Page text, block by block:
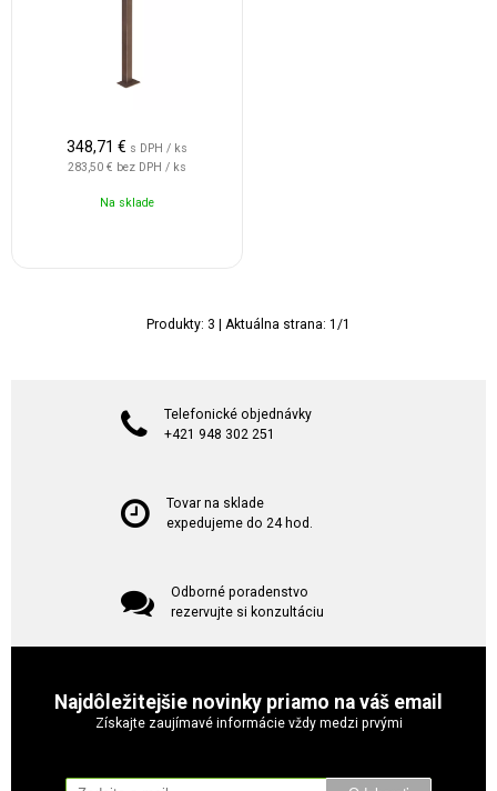
348,71 € s DPH / ks
283,50 € bez DPH / ks
Na sklade
Produkty: 3 | Aktuálna strana: 1 /1
Telefonické objednávky
+421 948 302 251
Tovar na sklade
expedujeme do 24 hod.
Odborné poradenstvo
rezervujte si konzultáciu
Najdôležitejšie novinky priamo na váš email
Získajte zaujímavé informácie vždy medzi prvými